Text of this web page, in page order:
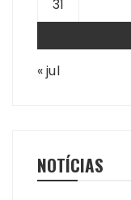
31
« jul
NOTÍCIAS